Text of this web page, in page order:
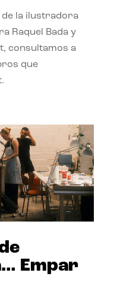
de la ilustradora
Raquel Bada y
consultamos a
que
Empar